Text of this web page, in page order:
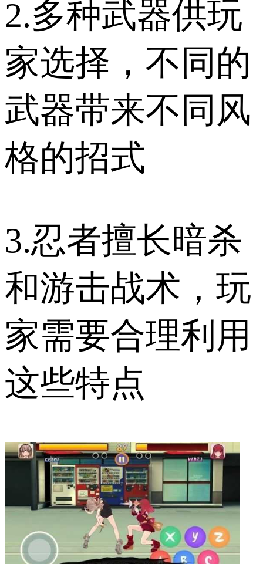
2.多种武器供玩
家选择，不同的
武器带来不同风
格的招式
3.忍者擅长暗杀
和游击战术，玩
家需要合理利用
这些特点